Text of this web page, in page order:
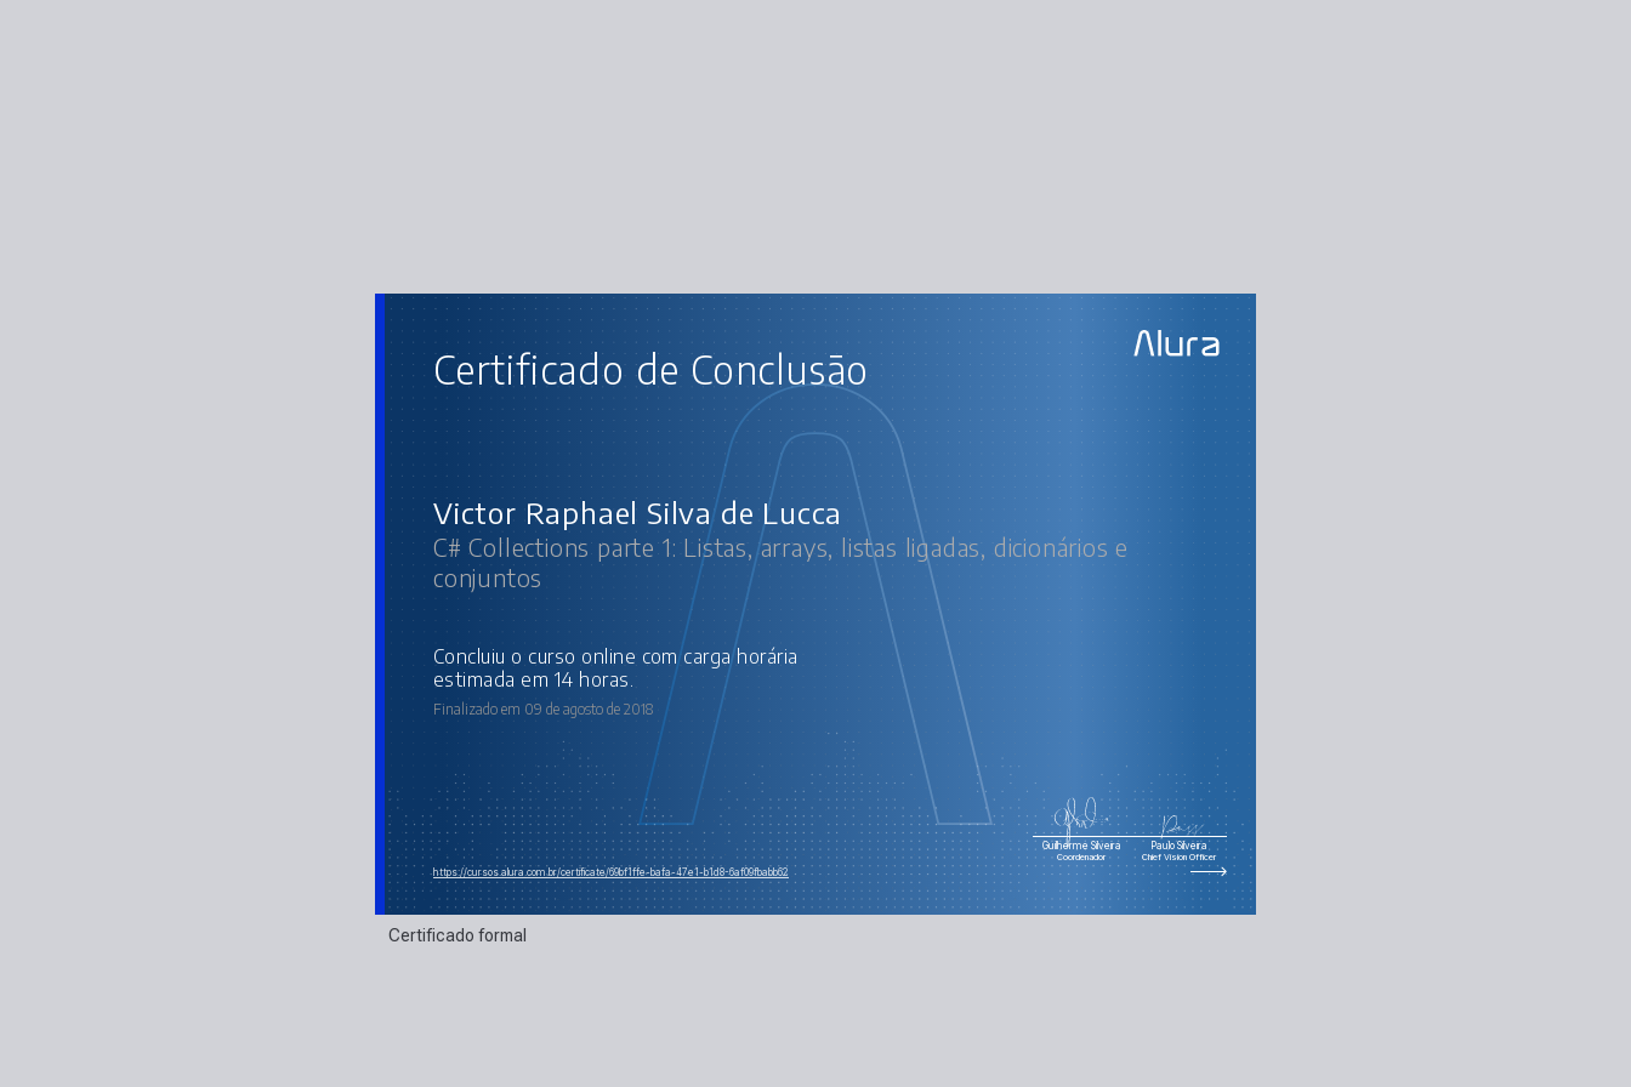
Certificado de Conclusão
Victor Raphael Silva de Lucca
C# Collections parte 1: Listas, arrays, listas ligadas, dicionários e
conjuntos
concluiu o curso online com carga horária
estimada em 14 horas.
Finalizado em 09 de agosto de 2018
Guilherme Silveira
Coordenador
Paulo Silveira
Chief Vision Officer
https://cursos.alura.com.br/certificate/69bf1ffe-bafa-47e1-b1d8-6af09fbabb62
AULAS DO CURSO
C# Collections parte 1: Listas, arrays, listas ligadas, dicionários
Começando com Arrays
Lista, a Coleção Flexível
Dicionários, Trabalhando com Chave e Valor
Lista Ligada, Pilha e Fila
Certificado formal